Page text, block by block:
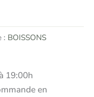
: BOISSONS
19:00h
en